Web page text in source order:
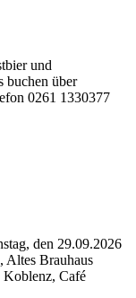
und
buchen über
0261 1330377
den 29.09.2026
Brauhaus
Café